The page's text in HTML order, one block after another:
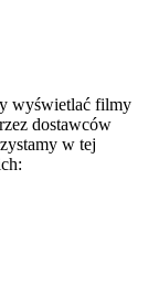
wyświetlać filmy
dostawców
w tej